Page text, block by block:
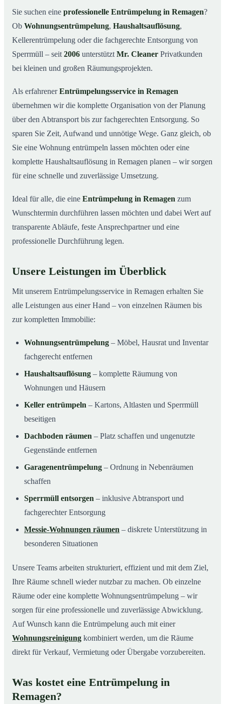
03Was kostet eine Entrümpelung in Remagen?
04Warum Mr. Cleaner in Remagen?
05Typische Anlässe für eine Entrümpelung
08Entrümpelung in Remagen – so arbeiten unsere Profis
Sie suchen eine professionelle Entrümpelung in Remagen?
Ob Wohnungsentrümpelung, Haushaltsauflösung,
Kellerentrümpelung oder die fachgerechte Entsorgung von
Sperrmüll – seit 2006 unterstützt Mr. Cleaner Privatkunden
bei kleinen und großen Räumungsprojekten.
Als erfahrenerEntrümpelungsservice in Remagen
übernehmen wir die komplette Organisation von der Planung
über den Abtransport bis zur fachgerechten Entsorgung. So
sparen Sie Zeit, Aufwand und unnötige Wege. Ganz gleich, ob
Sie eine Wohnung entrümpeln lassen möchten oder eine
komplette Haushaltsauflösung in Remagen planen – wir sorgen
für eine schnelle und zuverlässige Umsetzung.
Ideal für alle, die eine Entrümpelung in Remagen zum
Wunschtermin durchführen lassen möchten und dabei Wert auf
transparente Abläufe, feste Ansprechpartner und eine
professionelle Durchführung legen.
Unsere Leistungen im Überblick
Mit unserem Entrümpelungsservice in Remagen erhalten Sie
alle Leistungen aus einer Hand – von einzelnen Räumen bis
zur kompletten Immobilie:
Wohnungsentrümpelung – Möbel, Hausrat und Inventar
fachgerecht entfernen
Haushaltsauflösung – komplette Räumung von
Wohnungen und Häusern
Keller entrümpeln – Kartons, Altlasten und Sperrmüll
beseitigen
Dachboden räumen – Platz schaffen und ungenutzte
Gegenstände entfernen
Garagenentrümpelung – Ordnung in Nebenräumen
schaffen
Sperrmüll entsorgen – inklusive Abtransport und
fachgerechter Entsorgung
Messie-Wohnungen räumen – diskrete Unterstützung in
besonderen Situationen
Unsere Teams arbeiten strukturiert, effizient und mit dem Ziel,
Ihre Räume schnell wieder nutzbar zu machen. Ob einzelne
Räume oder eine komplette Wohnungsentrümpelung – wir
sorgen für eine professionelle und zuverlässige Abwicklung.
Auf Wunsch kann die Entrümpelung auch mit einer
Wohnungsreinigung kombiniert werden, um die Räume
direkt für Verkauf, Vermietung oder Übergabe vorzubereiten.
Was kostet eine Entrümpelung in
Remagen?